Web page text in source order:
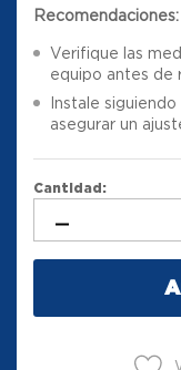
Recomendaciones:
Verifique las
equipo antes de
Instale
asegurar un
Cantidad: